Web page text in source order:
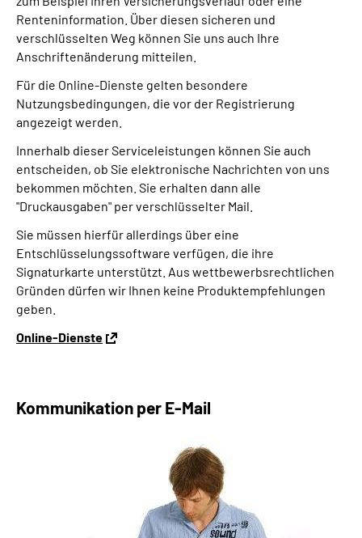
Renteninformation. Über diesen sicheren und
verschlüsselten Weg können Sie uns auch Ihre
Anschriftenänderung mitteilen.
Für die Online-Dienste gelten besondere
Nutzungsbedingungen, die vor der Registrierung
angezeigt werden.
Innerhalb dieser Serviceleistungen können Sie auch
entscheiden, ob Sie elektronische Nachrichten von uns
bekommen möchten. Sie erhalten dann alle
"Druckausgaben" per verschlüsselter Mail.
Sie müssen hierfür allerdings über eine
Entschlüsselungssoftware verfügen, die ihre
Signaturkarte unterstützt. Aus wettbewerbsrechtlichen
Gründen dürfen wir Ihnen keine Produktempfehlungen
geben.
Online-Dienste
Kommunikation per E-Mail